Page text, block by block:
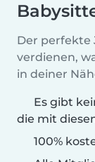
Der perfekte
verdienen,
in deiner
Es gibt
die mit
100%